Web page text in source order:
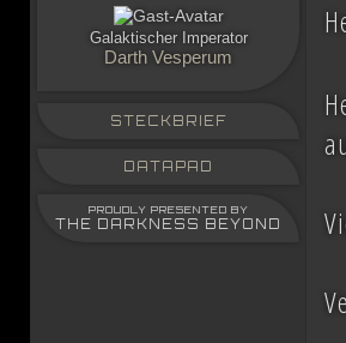
Galaktischer Imperator
Darth Vesperum
STECKBRIEF
DATAPAD
PROUDLY PRESENTED BY
THE DARKNESS BEYOND